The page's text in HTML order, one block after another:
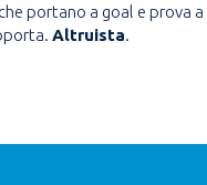
portano a goal e prova a
Altruista.